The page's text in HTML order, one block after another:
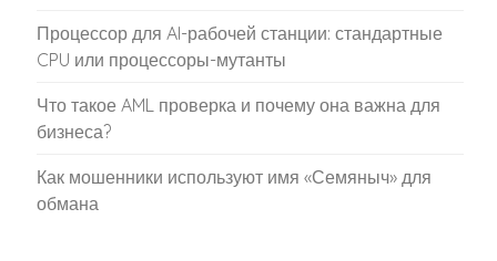
Процессор для AI-рабочей станции: стандартные
CPU или процессоры-мутанты
Что такое AML проверка и почему она важна для
бизнеса?
Как мошенники используют имя «Семяныч» для
обмана